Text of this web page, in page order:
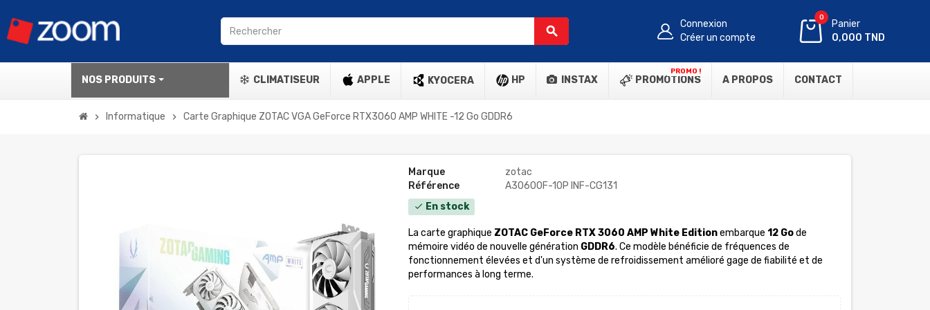
search
Connexion
Créer un compte
0
Panier
0,000 TND
NOS PRODUITS CLIMATISEUR APPLE KYOCERA HP INSTAX PROMOTIONS
PROMO !
A PROPOS CONTACT
chevron_right Informatique chevron_right Carte Graphique ZOTAC VGA GeForce RTX3060 AMP WHITE -12 Go GDDR6
Marque
zotac
Référence
A30600F-10P INF-CG131
check En stock
La carte graphique ZOTAC GeForce RTX 3060 AMP White Editionembarque 12 Gode
mémoire vidéo de nouvelle génération GDDR6. Ce modèle bénéficie de fréquences de
fonctionnement élevées et d'un système de refroidissement amélioré gage de fiabilité et de
performances à long terme.